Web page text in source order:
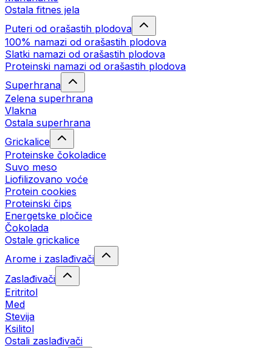
Ostala fitnes jela
Puteri od orašastih plodova
100% namazi od orašastih plodova
Slatki namazi od orašastih plodova
Proteinski namazi od orašastih plodova
Superhrana
Zelena superhrana
Vlakna
Ostala superhrana
Grickalice
Proteinske čokoladice
Suvo meso
Liofilizovano voće
Protein cookies
Proteinski čips
Energetske pločice
Čokolada
Ostale grickalice
Arome i zaslađivači
Zaslađivači
Eritritol
Med
Stevija
Ksilitol
Ostali zaslađivači